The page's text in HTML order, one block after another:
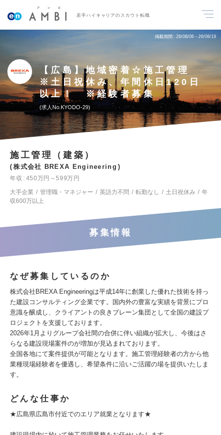
若手ハイキャリアのスカウト転職
掲載期間 26/08/06～26/08/19
【広島】地域密着☆施工管理
※土日祝休み、年間休日120日
以上！ ※経験者募集
求人No.KYODO-29
施工管理（建築）
株式会社 BREXA Engineering
年収
450万円～599万円
大手企業
管理職・マネジャー 英語力不問 転勤なし 土日祝休み
年
収600万以上
募集情報
なぜ募集しているのか
株式会社BREXA Engineeringは平成14年に創業した優れた技術を持っ
た建設コンサルティング企業です。国内外の豊富な実績を背景にプロ
意識を醸成し、クライアントの良きブレーン集団として全国の建設プ
ロジェクトを支援しております。
2026年1月よりグループ会社間の合併に伴い組織が拡大し、今後はさ
らなる建設現場案件のが増加が見込まれております。
全国各地にて案件提供が可能となります。施工管理経験者の方から他
業種現場経験者を優遇し、希望条件に沿いご活躍の場を提供いたしま
す。
どんな仕事か
★広島県広島市付近でのエリア就業となります★